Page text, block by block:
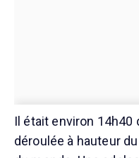
Il était environ
déroulée à hauteur